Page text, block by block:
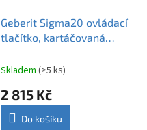
Geberit Sigma20 ovládací
tlačítko, kartáčovaná
Skladem (>5 ks)
2 815 Kč
Do košíku